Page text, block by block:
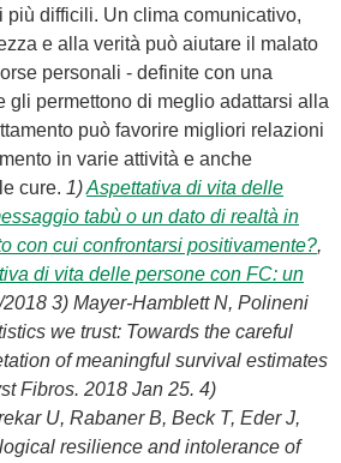
più difficili. Un clima comunicativo,
e alla verità può aiutare il malato
personali - definite con una
gli permettono di meglio adattarsi alla
può favorire migliori relazioni
in varie attività e anche
cure. 1)Aspettativa di vita delle
tabù o un dato di realtà in
con cui confrontarsi positivamente?,
di vita delle persone con FC: un
2018 3) Mayer-Hamblett N, Polineni
we trust: Towards the careful
of meaningful survival estimates
Fibros. 2018 Jan 25. 4)
U, Rabaner B, Beck T, Eder J,
resilience and intolerance of